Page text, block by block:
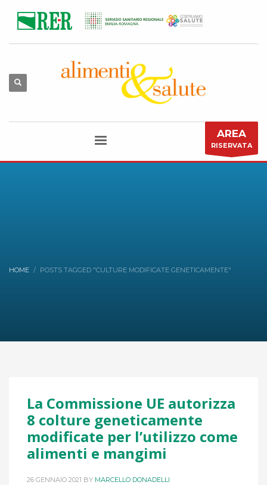
AREA
RISERVATA
HOME POSTS TAGGED "CULTURE MODIFICATE GENETICAMENTE"
La Commissione UE autorizza
8 colture geneticamente
modificate per l’utilizzo come
alimenti e mangimi
26 GENNAIO 2021 BY MARCELLO DONADELLI